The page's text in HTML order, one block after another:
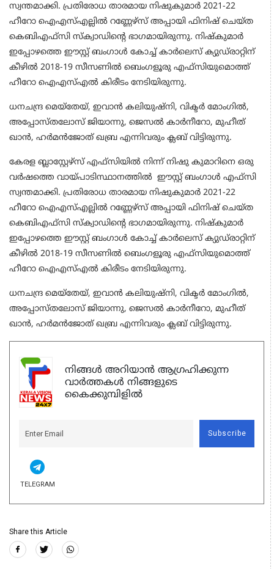
സ്വന്തമാക്കി. പ്രതിരോധ താരമായ നിഷുകുമാർ 2021-22
ഹീറോ ഐഎസ്‌എല്ലിൽ റണ്ണേഴ്‌സ് അപ്പായി ഫിനിഷ് ചെയ്‌ത
കെബിഎഫ്‌സി സ്ക്വാഡിന്റെ ഭാഗമായിരുന്നു. നിഷ്‌കുമാർ
ഇപ്പോഴത്തെ ഈസ്റ്റ് ബംഗാൾ കോച്ച് കാർലെസ് ക്യുഡ്‌രാറ്റിന്
കീഴിൽ 2018-19 സീസണിൽ ബെംഗളൂരു എഫ്‌സിയുമൊത്ത്
ഹീറോ ഐഎസ്‌എൽ കിരീടം നേടിയിരുന്നു.
ധനചന്ദ്ര മെയ്തേയ്, ഇവാൻ കലിയുഷ്നി, വിക്ടർ മോംഗിൽ,
അപ്പോസ്തലോസ് ജിയാന്നു, ജെസൽ കാർനീറോ, മുഹീത്
ഖാൻ, ഹർമൻജോത് ഖബ്ര എന്നിവരും ക്ലബ് വിട്ടിരുന്നു.
കേരള ബ്ലാസ്റ്റേഴ്‌സ് എഫ്‌സിയിൽ നിന്ന് നിഷു കുമാറിനെ ഒരു
വർഷത്തെ വായ്പാടിസ്ഥാനത്തിൽ ഈസ്റ്റ് ബംഗാൾ എഫ്‌സി
സ്വന്തമാക്കി. പ്രതിരോധ താരമായ നിഷുകുമാർ 2021-22
ഹീറോ ഐഎസ്‌എല്ലിൽ റണ്ണേഴ്‌സ് അപ്പായി ഫിനിഷ് ചെയ്‌ത
കെബിഎഫ്‌സി സ്ക്വാഡിന്റെ ഭാഗമായിരുന്നു. നിഷ്‌കുമാർ
ഇപ്പോഴത്തെ ഈസ്റ്റ് ബംഗാൾ കോച്ച് കാർലെസ് ക്യുഡ്‌രാറ്റിന്
കീഴിൽ 2018-19 സീസണിൽ ബെംഗളൂരു എഫ്‌സിയുമൊത്ത്
ഹീറോ ഐഎസ്‌എൽ കിരീടം നേടിയിരുന്നു.
ധനചന്ദ്ര മെയ്തേയ്, ഇവാൻ കലിയുഷ്നി, വിക്ടർ മോംഗിൽ,
അപ്പോസ്തലോസ് ജിയാന്നു, ജെസൽ കാർനീറോ, മുഹീത്
ഖാൻ, ഹർമൻജോത് ഖബ്ര എന്നിവരും ക്ലബ് വിട്ടിരുന്നു.
നിങ്ങൾ അറിയാൻ ആഗ്രഹിക്കുന്ന
വാർത്തകൾ നിങ്ങളുടെ
കൈക്കുമ്പിളിൽ
Subscribe
TELEGRAM
Share this Article